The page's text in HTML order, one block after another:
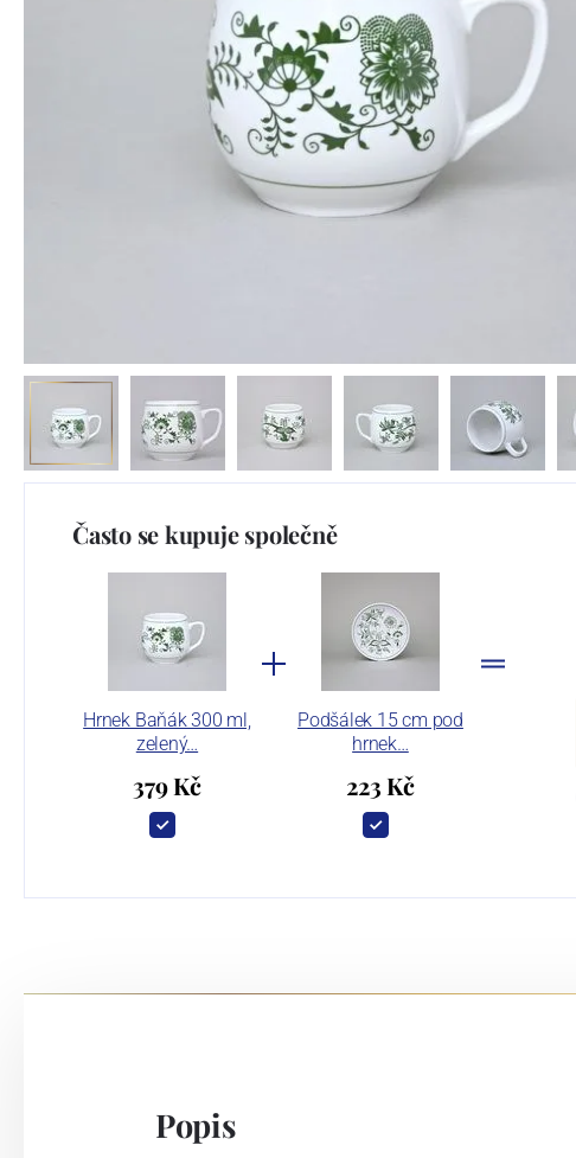
Často se kupuje společně
Hrnek Baňák 300 ml,
zelený…
379 Kč
Podšálek 15 cm pod
hrnek…
223 Kč
Popis